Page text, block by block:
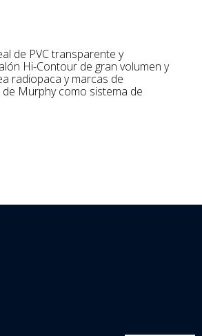
Hi-Contour de gran volumen y
radiopaca y marcas de
Murphy como sistema de